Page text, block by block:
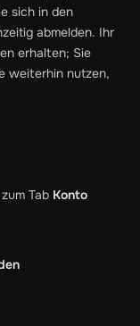
sich in den
abmelden. Ihr
erhalten; Sie
weiterhin nutzen,
Tab Konto